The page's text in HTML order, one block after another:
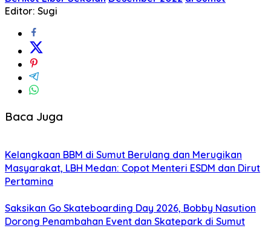
Editor: Sugi
Baca Juga
Kelangkaan BBM di Sumut Berulang dan Merugikan
Masyarakat, LBH Medan: Copot Menteri ESDM dan Dirut
Pertamina
Saksikan Go Skateboarding Day 2026, Bobby Nasution
Dorong Penambahan Event dan Skatepark di Sumut